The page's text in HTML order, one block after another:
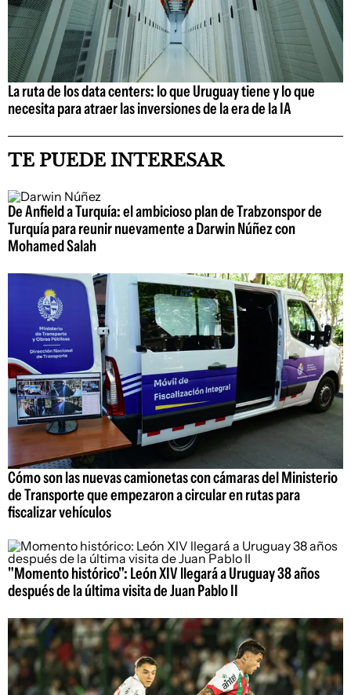
La ruta de los data centers: lo que Uruguay tiene y lo que
necesita para atraer las inversiones de la era de la IA
TE PUEDE INTERESAR
De Anfield a Turquía: el ambicioso plan de Trabzonspor de
Turquía para reunir nuevamente a Darwin Núñez con
Mohamed Salah
Cómo son las nuevas camionetas con cámaras del Ministerio
de Transporte que empezaron a circular en rutas para
fiscalizar vehículos
"Momento histórico": León XIV llegará a Uruguay 38 años
después de la última visita de Juan Pablo II